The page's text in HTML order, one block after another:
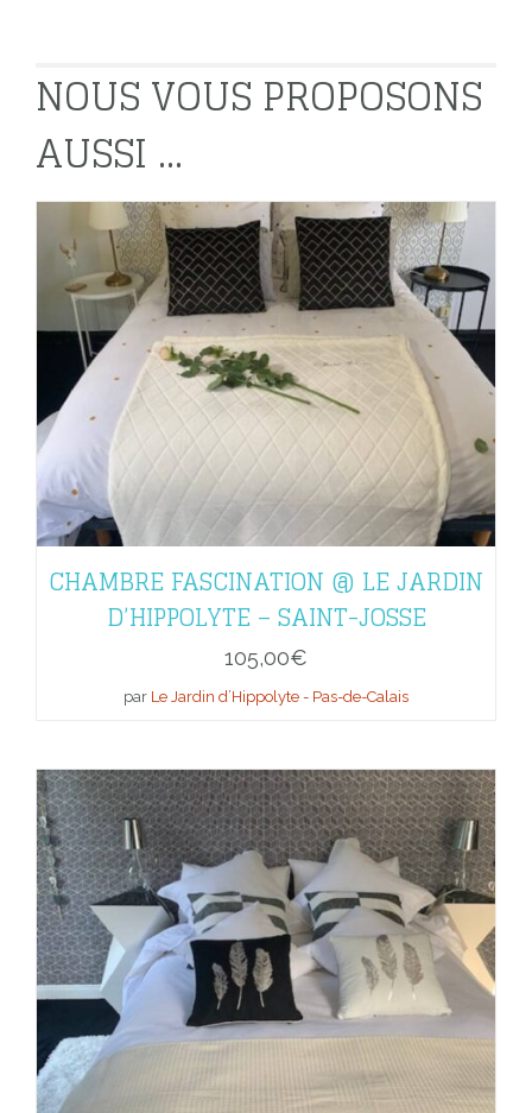
NOUS VOUS PROPOSONS
AUSSI ...
CHAMBRE FASCINATION @ LE JARDIN
D’HIPPOLYTE – SAINT-JOSSE
105,00€
par Le Jardin d’Hippolyte - Pas-de-Calais